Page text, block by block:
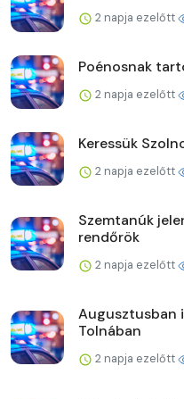
2 napja ezelőtt
Poénosnak
2 napja ezelőtt
Keressük
2 napja ezelőtt
Szemtanúk
rendőrök
2 napja ezelőtt
Augusztusban
Tolnában
2 napja ezelőtt